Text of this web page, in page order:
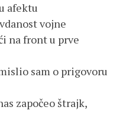
afektu
vojne
na front u prve
sam o prigovoru
započeo štrajk,